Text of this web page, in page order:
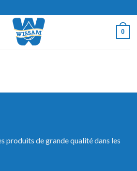
0
produits de grande qualité dans les